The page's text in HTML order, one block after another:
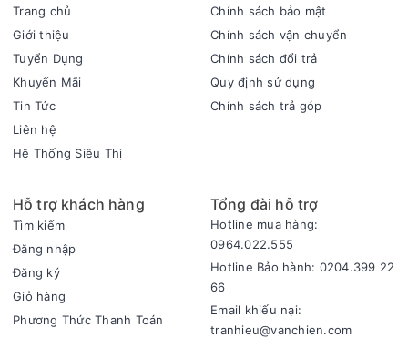
Trang chủ
Giới thiệu
Tuyển Dụng
Khuyến Mãi
Tin Tức
Liên hệ
Hệ Thống Siêu Thị
Chính sách bảo mật
Chính sách vận chuyển
Chính sách đổi trả
Quy định sử dụng
Chính sách trả góp
Hỗ trợ khách hàng
Tìm kiếm
Đăng nhập
Đăng ký
Giỏ hàng
Phương Thức Thanh Toán
Tổng đài hỗ trợ
Hotline mua hàng:
0964.022.555
Hotline Bảo hành: 0204.399 22
66
Email khiếu nại:
tranhieu@vanchien.com